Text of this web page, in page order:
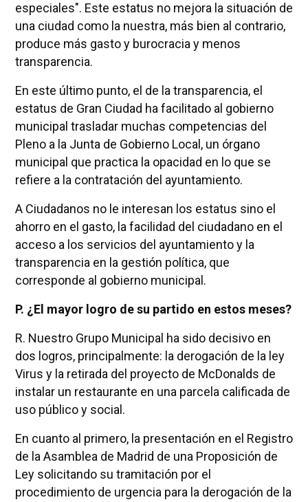
especiales". Este estatus no mejora la situación de
una ciudad como la nuestra, más bien al contrario,
produce más gasto y burocracia y menos
transparencia.
En este último punto, el de la transparencia, el
estatus de Gran Ciudad ha facilitado al gobierno
municipal trasladar muchas competencias del
Pleno a la Junta de Gobierno Local, un órgano
municipal que practica la opacidad en lo que se
refiere a la contratación del ayuntamiento.
A Ciudadanos no le interesan los estatus sino el
ahorro en el gasto, la facilidad del ciudadano en el
acceso a los servicios del ayuntamiento y la
transparencia en la gestión política, que
corresponde al gobierno municipal.
P. ¿El mayor logro de su partido en estos meses?
R. Nuestro Grupo Municipal ha sido decisivo en
dos logros, principalmente: la derogación de la ley
Virus y la retirada del proyecto de McDonalds de
instalar un restaurante en una parcela calificada de
uso público y social.
En cuanto al primero, la presentación en el Registro
de la Asamblea de Madrid de una Proposición de
Ley solicitando su tramitación por el
procedimiento de urgencia para la derogación de la